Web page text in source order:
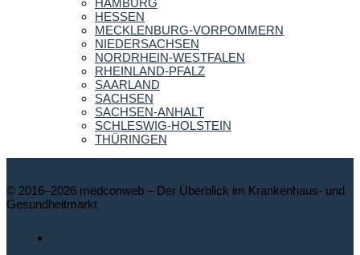
HAMBURG
HESSEN
MECKLENBURG-VORPOMMERN
NIEDERSACHSEN
NORDRHEIN-WESTFALEN
RHEINLAND-PFALZ
SAARLAND
SACHSEN
SACHSEN-ANHALT
SCHLESWIG-HOLSTEIN
THÜRINGEN
© 2016–2026 medconweb – Der Überblick im Krankenhaus- und
Gesundheitmarkt